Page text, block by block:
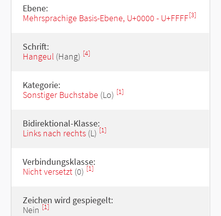
Ebene:
Mehrsprachige Basis-Ebene, U+0000 - U+FFFF[3]
Schrift:
Hangeul(Hang) [4]
Kategorie:
Sonstiger Buchstabe (Lo) [1]
Bidirektional-Klasse:
Links nach rechts(L) [1]
Verbindungsklasse:
Nicht versetzt(0) [1]
Zeichen wird gespiegelt:
Nein [1]